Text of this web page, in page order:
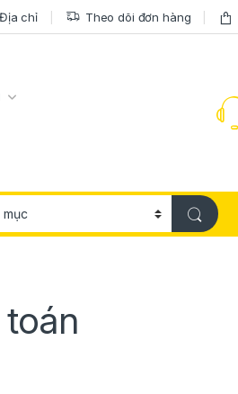
Địa chỉ Theo dõi đơn hàng